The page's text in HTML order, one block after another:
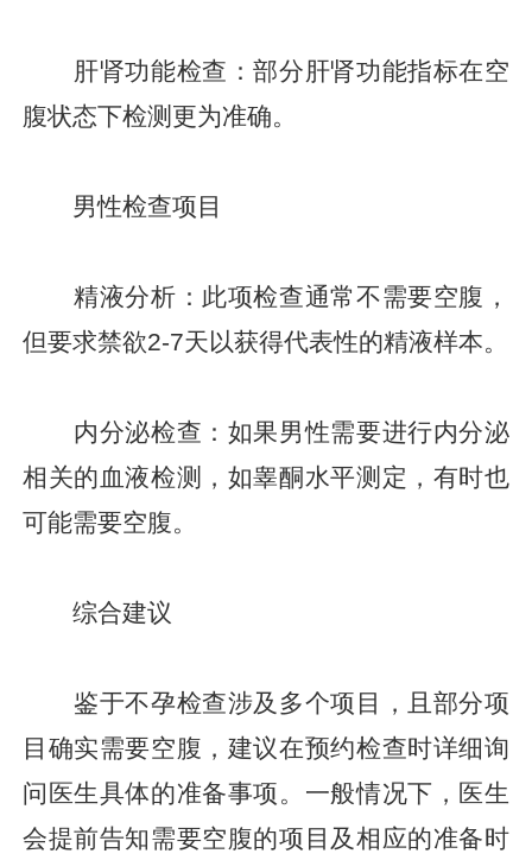
肝肾功能检查：部分肝肾功能指标在空
腹状态下检测更为准确。
男性检查项目
精液分析：此项检查通常不需要空腹，
但要求禁欲2-7天以获得代表性的精液样本。
内分泌检查：如果男性需要进行内分泌
相关的血液检测，如睾酮水平测定，有时也
可能需要空腹。
综合建议
鉴于不孕检查涉及多个项目，且部分项
目确实需要空腹，建议在预约检查时详细询
问医生具体的准备事项。一般情况下，医生
会提前告知需要空腹的项目及相应的准备时